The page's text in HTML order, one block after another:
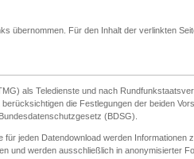
übernommen. Für den Inhalt der verlinkten
als Teledienste und nach
die Festlegungen der beiden
(BDSG).
jeden Datendownload werden Informationen
und werden ausschließlich in anonymisierter